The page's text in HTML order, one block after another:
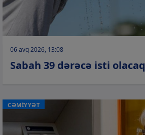
06 avq 2026, 13:08
Sabah 39 dərəcə isti olacaq
CƏMİYYƏT